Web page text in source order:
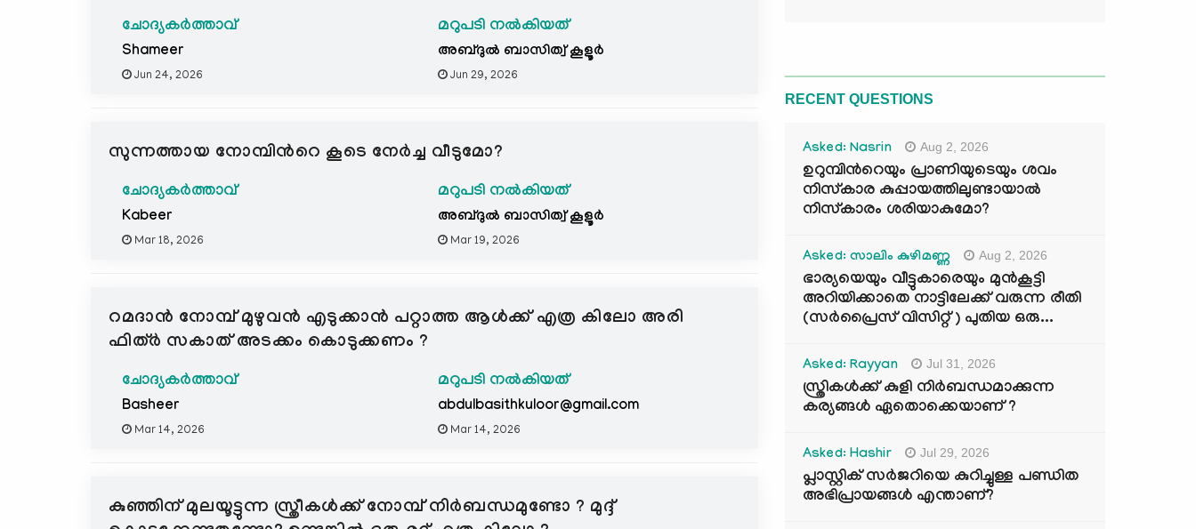
ചോദ്യകർത്താവ്
Shameer
Jun 24, 2026
മറുപടി നൽകിയത്
അബ്ദുല്‍ ബാസിത്വ് കൂളൂര്‍
Jun 29, 2026
സുന്നത്തായ നോമ്പിന്‍റെ കൂടെ നേർച്ച വീടുമോ?
ചോദ്യകർത്താവ്
Kabeer
Mar 18, 2026
മറുപടി നൽകിയത്
അബ്ദുല്‍ ബാസിത്വ് കൂളൂര്‍
Mar 19, 2026
റമദാൻ നോമ്പ് മുഴുവൻ എടുക്കാൻ പറ്റാത്ത ആൾക്ക് എത്ര കിലോ അരി
ഫിത്ർ സകാത് അടക്കം കൊടുക്കണം ?
ചോദ്യകർത്താവ്
Basheer
Mar 14, 2026
മറുപടി നൽകിയത്
abdulbasithkuloor@gmail.com
Mar 14, 2026
കുഞ്ഞിന് മുലയൂട്ടുന്ന സ്ത്രീകൾക്ക് നോമ്പ് നിർബന്ധമുണ്ടോ ? മുദ്ദ്
RECENT QUESTIONS
Asked: Nasrin Aug 2, 2026
ഉറുമ്പിന്‍റെയും പ്രാണിയുടെയും ശവം
നിസ്കാര കുപ്പായത്തിലുണ്ടായാൽ
നിസ്കാരം ശരിയാകുമോ?
Asked: സാലിം കുഴിമണ്ണ Aug 2, 2026
ഭാര്യയെയും വീട്ടുകാരെയും മുൻകൂട്ടി
അറിയിക്കാതെ നാട്ടിലേക്ക് വരുന്ന രീതി
(സർപ്രൈസ് വിസിറ്റ് ) പുതിയ ഒരു...
Asked: Rayyan Jul 31, 2026
സ്ത്രികൾക്ക് കുളി നിർബന്ധമാക്കുന്ന
കര്യങ്ങൾ ഏതൊക്കെയാണ് ?
Asked: Hashir Jul 29, 2026
പ്ലാസ്റ്റിക് സർജറിയെ കുറിച്ചുള്ള പണ്ഡിത
അഭിപ്രായങ്ങൾ എന്താണ്?